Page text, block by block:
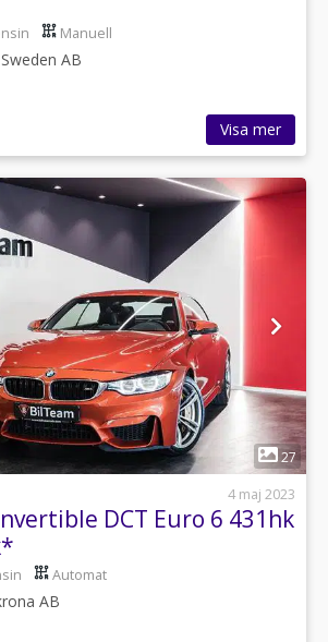
Manuell
AB
Visa mer
1
27
4 maj 2023
DCT Euro 6 431hk
Automat
AB